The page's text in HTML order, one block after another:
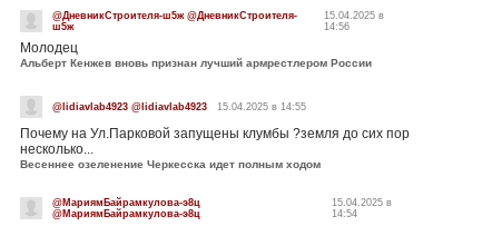
@ДневникСтроителя-ш5ж @ДневникСтроителя-
ш5ж
15.04.2025 в
14:56
Молодец
Альберт Кенжев вновь признан лучший армрестлером России
@lidiavlab4923 @lidiavlab4923 15.04.2025 в 14:55
Почему на Ул.Парковой запущены клумбы ?земля до сих пор
несколько...
Весеннее озеленение Черкесска идет полным ходом
@МариямБайрамкулова-э8ц
@МариямБайрамкулова-э8ц
15.04.2025 в
14:54